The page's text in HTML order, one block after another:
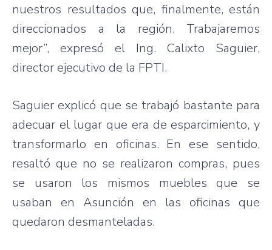
nuestros resultados que, finalmente, están
direccionados a la región. Trabajaremos
mejor”, expresó el Ing. Calixto Saguier,
director ejecutivo de la FPTI.
Saguier explicó que se trabajó bastante para
adecuar el lugar que era de esparcimiento, y
transformarlo en oficinas. En ese sentido,
resaltó que no se realizaron compras, pues
se usaron los mismos muebles que se
usaban en Asunción en las oficinas que
quedaron desmanteladas.